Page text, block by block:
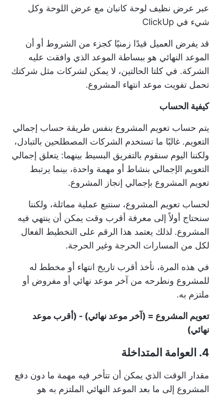
عبر عرض نظيف لوحة كانبان مع عرض اللوحة وكل
شيء في ClickUp
قد يفرض العميل قيدًا زمنيًا كجزء من الشروط أو أن
الموعد النهائي هو ببساطة الموعد الذي وافقت عليه
الشركة. في كلتا الحالتين، لا يمكن لشركات مثل شركتك
تحمل تفويت موعد انتهاء المشروع.
كيفية الحساب
يتم حساب تعويم المشروع بنفس طريقة حساب إجمالي
التعويم. غالبًا ما تستخدم الشركات المصطلحين بالتبادل،
ولكننا اليوم سنقوم بالتفريق البسيط بينهما: يتعلق إجمالي
التعويم الإجمالي بنشاط أو مهمة واحدة، بينما يرتبط
تعويم المشروع بإجمالي إنجاز المشروع.
لحساب تعويم المشروع، سنتبع عملية مماثلة، ولكننا
سنحتاج أولاً إلى معرفة أقرب وقت يمكن أن ينتهي فيه
المشروع. لذلك يعتمد هذا الرقم على التخطيط الفعال
لكل من المسارات الحرجة وغير الحرجة.
في هذه المرة، نأخذ أقرب تاريخ انتهاء أو مخطط له
للمشروع ونطرحه من آخر موعد نهائي أو مفروض أو
ملتزم به.
تعويم المشروع = (آخر موعد نهائي) - (أقرب موعد
نهائي)
4. العوامة المتداخلة
مقدار الوقت الذي يمكن أن تتأخر فيه مهمة ما دون دفع
المشروع إلى ما بعد الموعد النهائي الملتزم به هو